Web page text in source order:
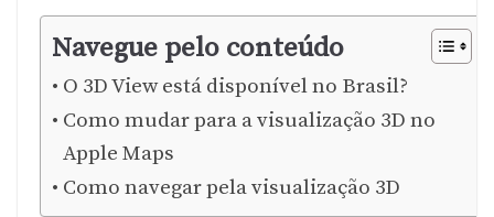
Navegue pelo conteúdo
O 3D View está disponível no Brasil?
Como mudar para a visualização 3D no
Apple Maps
Como navegar pela visualização 3D